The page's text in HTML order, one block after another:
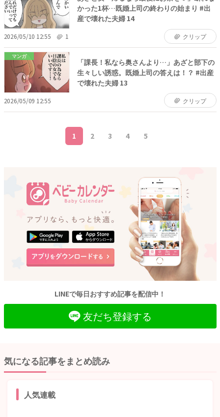
かった1杯…既婚上司の終わりの始まり #出
産で壊れた夫婦 14
2026/05/10 12:55 1 クリップ
マンガ
「課長！私なら奥さんより…」あざと部下の
生々しい誘惑。既婚上司の答えは！？ #出産
で壊れた夫婦 13
2026/05/09 12:55 クリップ
1 2 3 4 5
LINEで毎日おすすめ記事を配信中！
友だち登録する
気になる記事をまとめ読み
人気連載